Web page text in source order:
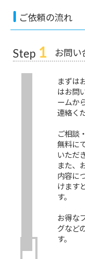
ご依頼の流れ
Step 1 お問い
まずは
はお問
ームか
連絡く
ご相談
無料に
いただ
また、
内容に
けます
す。
お得な
グなど
す。